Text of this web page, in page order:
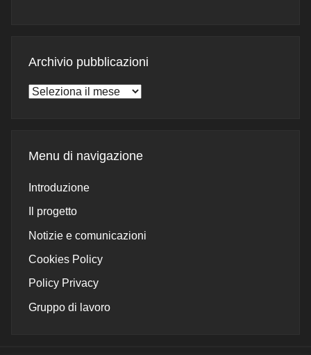
Archivio pubblicazioni
Archivio
Menu di navigazione
Introduzione
Il progetto
Notizie e comunicazioni
Cookies Policy
Policy Privacy
Gruppo di lavoro